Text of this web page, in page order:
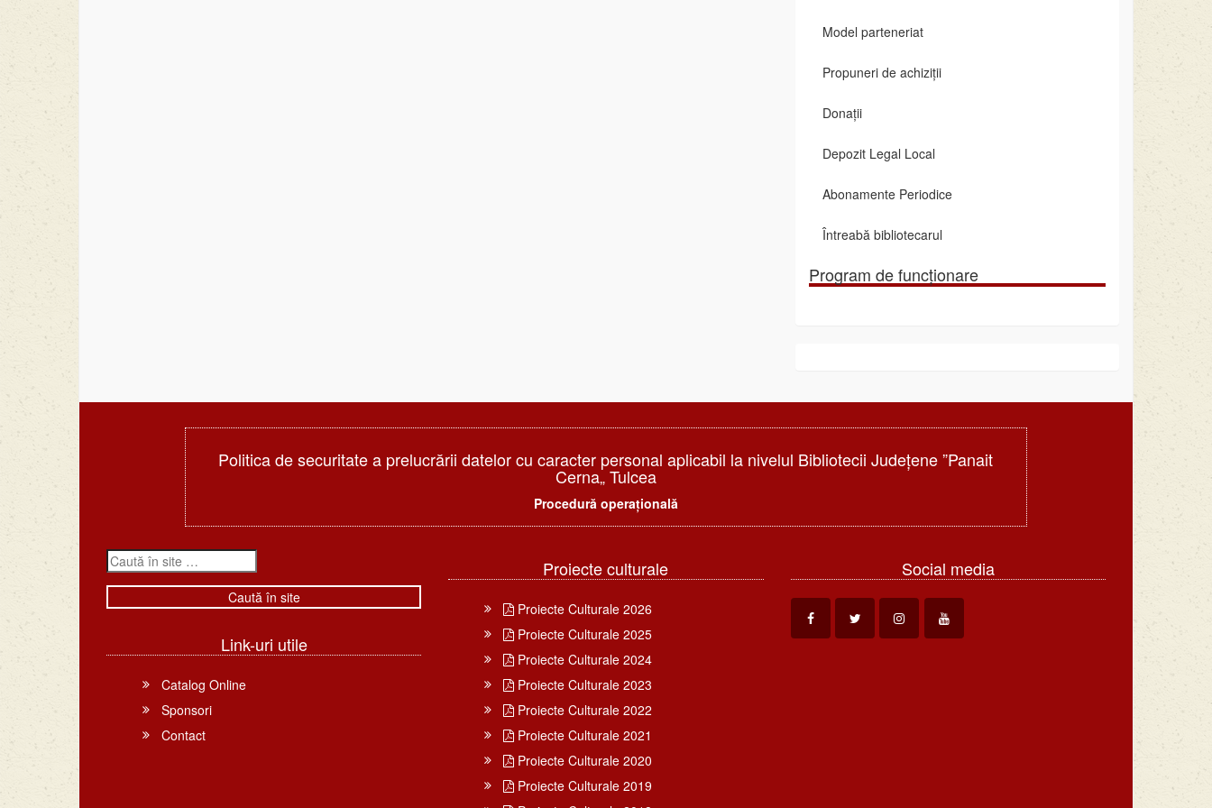
Model parteneriat
Propuneri de achiziții
Donații
Depozit Legal Local
Abonamente Periodice
Întreabă bibliotecarul
Program de funcționare
Politica de securitate a prelucrării datelor cu caracter personal aplicabil la nivelul Bibliotecii Judeţene ”Panait
Cerna„ Tulcea
Procedură operațională
Link-uri utile
Catalog Online
Sponsori
Contact
Proiecte culturale
Proiecte Culturale 2026
Proiecte Culturale 2025
Proiecte Culturale 2024
Proiecte Culturale 2023
Proiecte Culturale 2022
Proiecte Culturale 2021
Proiecte Culturale 2020
Proiecte Culturale 2019
Social media